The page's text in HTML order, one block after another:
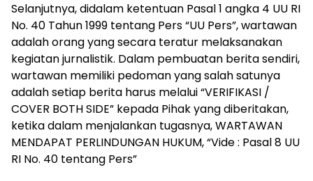
Selanjutnya, didalam ketentuan Pasal 1 angka 4 UU RI
No. 40 Tahun 1999 tentang Pers “UU Pers”, wartawan
adalah orang yang secara teratur melaksanakan
kegiatan jurnalistik. Dalam pembuatan berita sendiri,
wartawan memiliki pedoman yang salah satunya
adalah setiap berita harus melalui “VERIFIKASI /
COVER BOTH SIDE” kepada Pihak yang diberitakan,
ketika dalam menjalankan tugasnya, WARTAWAN
MENDAPAT PERLINDUNGAN HUKUM, “Vide : Pasal 8 UU
RI No. 40 tentang Pers”